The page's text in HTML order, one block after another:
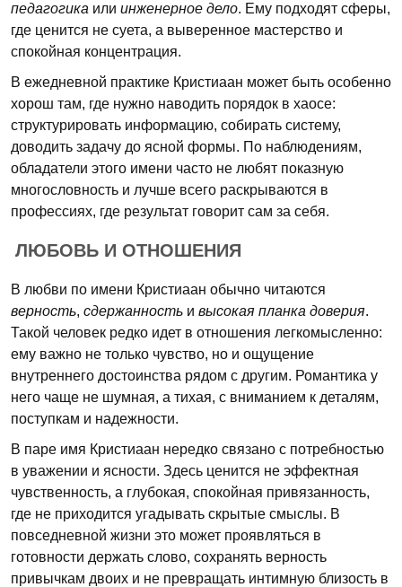
педагогика или инженерное дело. Ему подходят сферы,
где ценится не суета, а выверенное мастерство и
спокойная концентрация.
В ежедневной практике Кристиаан может быть особенно
хорош там, где нужно наводить порядок в хаосе:
структурировать информацию, собирать систему,
доводить задачу до ясной формы. По наблюдениям,
обладатели этого имени часто не любят показную
многословность и лучше всего раскрываются в
профессиях, где результат говорит сам за себя.
ЛЮБОВЬ И ОТНОШЕНИЯ
В любви по имени Кристиаан обычно читаются
верность, сдержанность и высокая планка доверия.
Такой человек редко идет в отношения легкомысленно:
ему важно не только чувство, но и ощущение
внутреннего достоинства рядом с другим. Романтика у
него чаще не шумная, а тихая, с вниманием к деталям,
поступкам и надежности.
В паре имя Кристиаан нередко связано с потребностью
в уважении и ясности. Здесь ценится не эффектная
чувственность, а глубокая, спокойная привязанность,
где не приходится угадывать скрытые смыслы. В
повседневной жизни это может проявляться в
готовности держать слово, сохранять верность
привычкам двоих и не превращать интимную близость в